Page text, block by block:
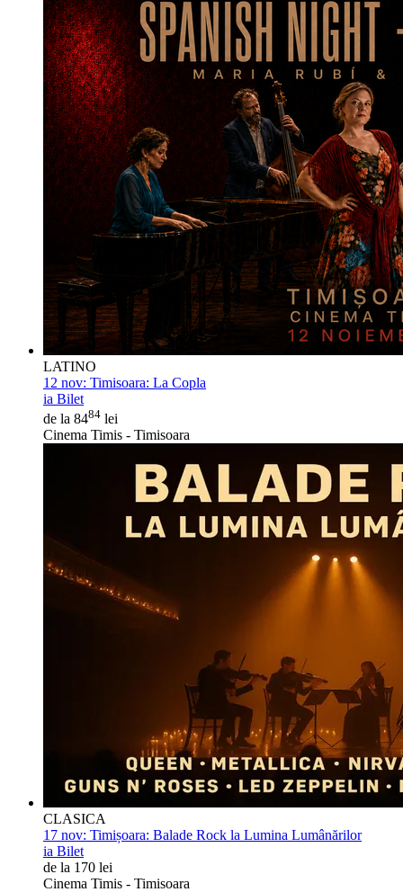
LATINO
12 nov: Timisoara: La Copla
ia Bilet
de la 8484 lei
Cinema Timis - Timisoara
CLASICA
17 nov: Timișoara: Balade Rock la Lumina Lumânărilor
ia Bilet
de la 170 lei
Cinema Timis - Timisoara